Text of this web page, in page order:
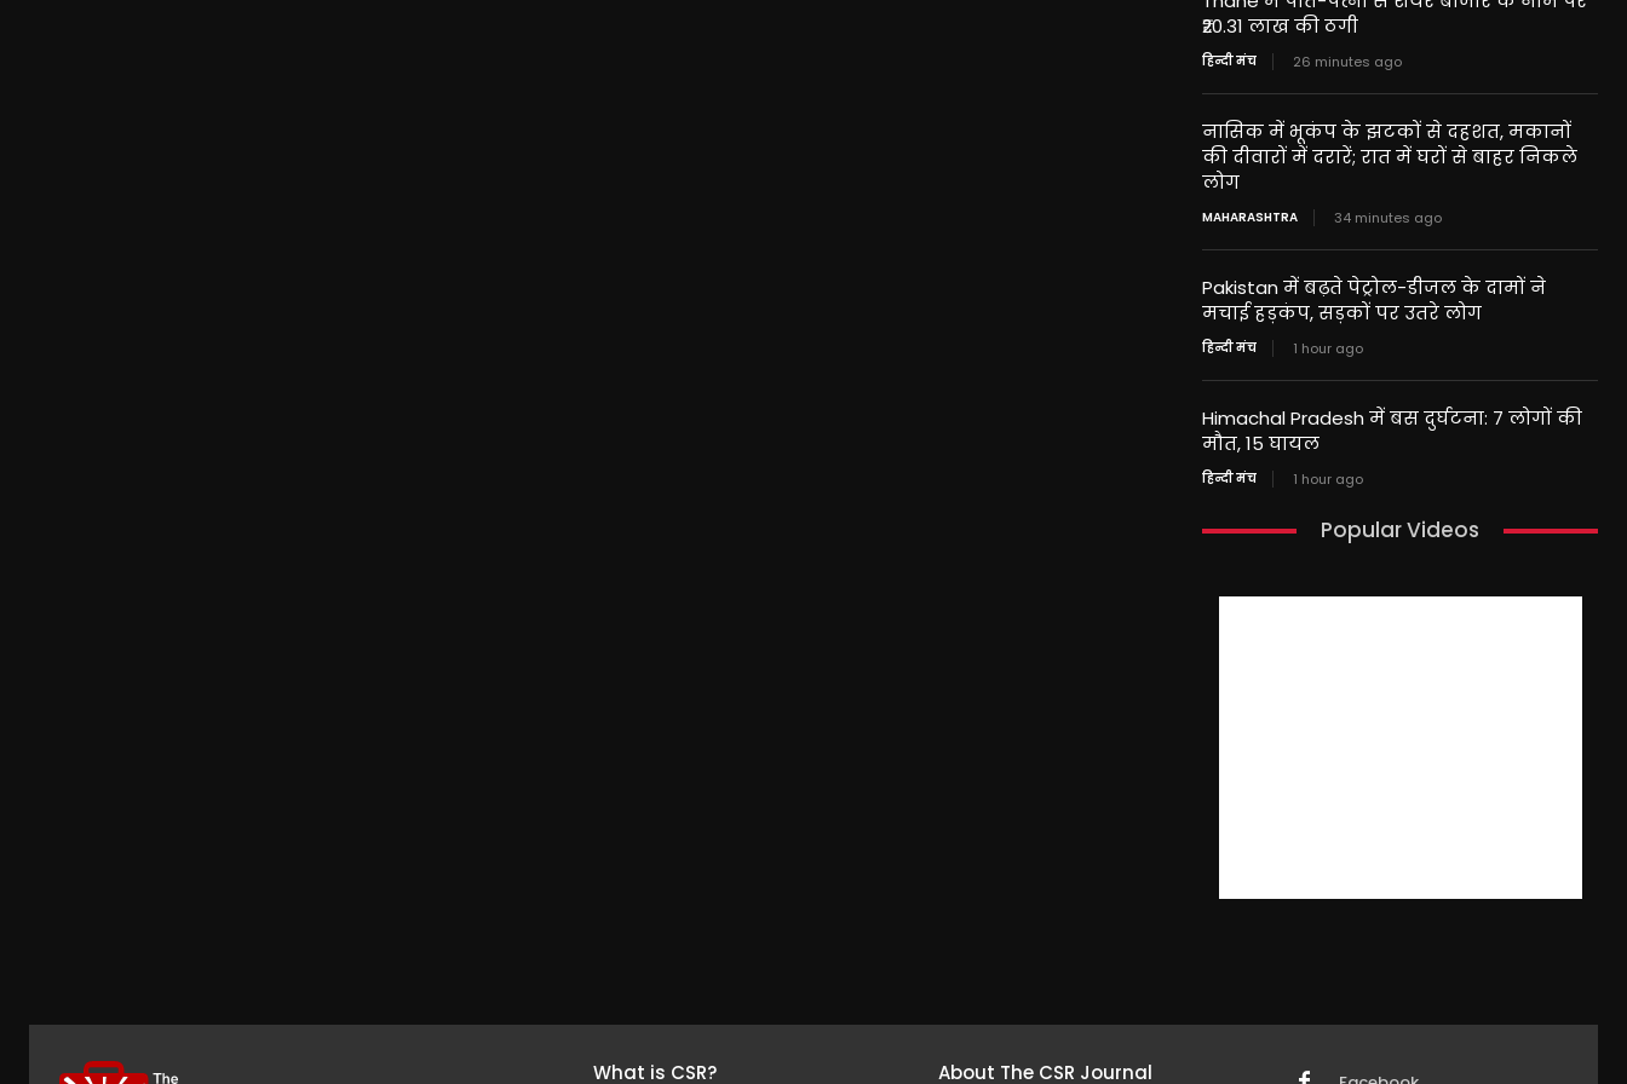
₹20.31 लाख की ठगी
हिन्दी मंच 26 minutes ago
नासिक में भूकंप के झटकों से दहशत, मकानों
की दीवारों में दरारें; रात में घरों से बाहर निकले
लोग
MAHARASHTRA 34 minutes ago
Pakistan में बढ़ते पेट्रोल-डीजल के दामों ने
मचाई हड़कंप, सड़कों पर उतरे लोग
हिन्दी मंच 1 hour ago
Himachal Pradesh में बस दुर्घटना: 7 लोगों की
मौत, 15 घायल
हिन्दी मंच 1 hour ago
Popular Videos
What is CSR? About The CSR Journal